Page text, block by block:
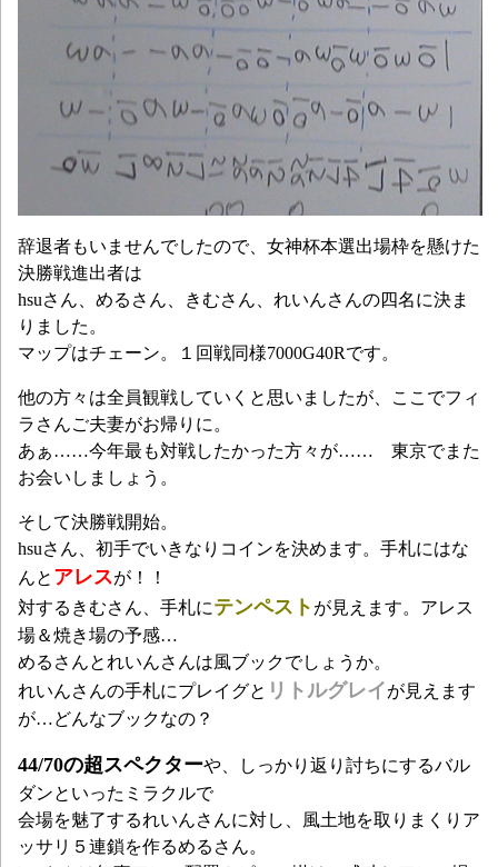
辞退者もいませんでしたので、女神杯本選出場枠を懸けた
決勝戦進出者は
hsuさん、めるさん、きむさん、れいんさんの四名に決ま
りました。
マップはチェーン。１回戦同様7000G40Rです。
他の方々は全員観戦していくと思いましたが、ここでフィ
ラさんご夫妻がお帰りに。
あぁ……今年最も対戦したかった方々が…… 東京でまた
お会いしましょう。
そして決勝戦開始。
hsuさん、初手でいきなりコインを決めます。手札にはな
んと アレスが！！
対するきむさん、手札にテンペスト が見えます。アレス
場＆焼き場の予感…
めるさんとれいんさんは風ブックでしょうか。
れいんさんの手札にプレイグと リトルグレイが見えます
が…どんなブックなの？
44/70の超スペクターや、しっかり返り討ちにするバル
ダンといったミラクルで
会場を魅了するれいんさんに対し、風土地を取りまくりア
ッサリ５連鎖を作るめるさん。